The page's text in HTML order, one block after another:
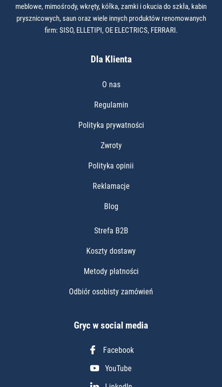
meblowe, mimośrody, wkręty, kółka, zamki i okucia do szkła, kabin
prysznicowych, saun oraz wiele innych produktów renomowanych
firm: SISO, ELLETIPI, OE ELECTRICS, FERRARI.
Dla Klienta
O nas
Regulamin
Polityka prywatności
Zwroty
Polityka opinii
Reklamacje
Blog
Strefa B2B
Koszty dostawy
Metody płatności
Odbiór osobisty zamówień
Gryc w social media
Facebook
YouTube